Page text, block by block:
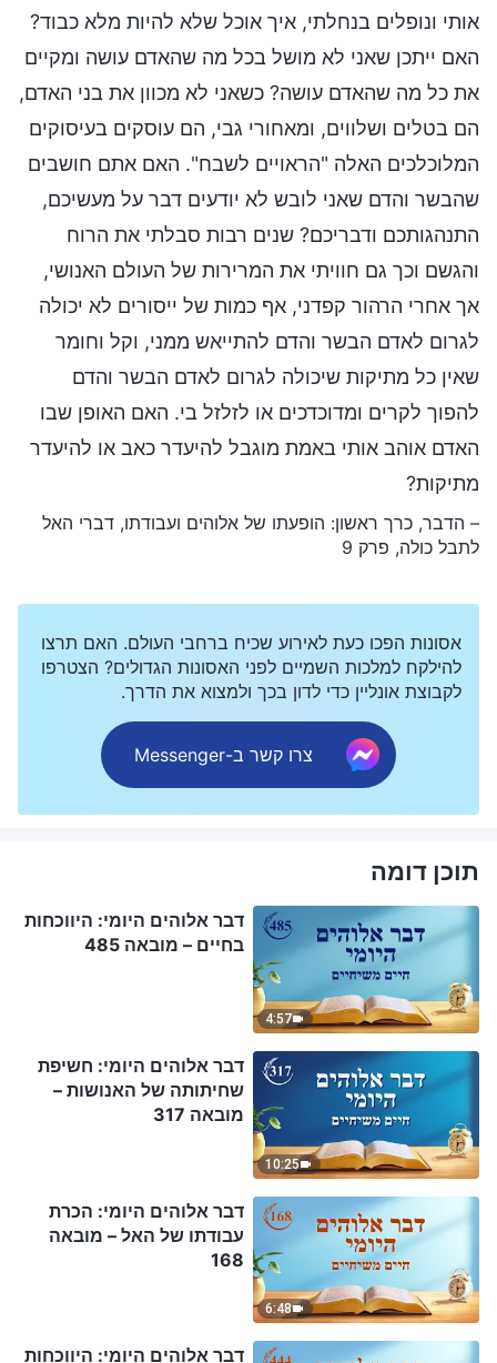
אותי ונופלים בנחלתי, איך אוכל שלא להיות מלא כבוד?
האם ייתכן שאני לא מושל בכל מה שהאדם עושה ומקיים
את כל מה שהאדם עושה? כשאני לא מכוון את בני האדם,
הם בטלים ושלווים, ומאחורי גבי, הם עוסקים בעיסוקים
המלוכלכים האלה "הראויים לשבח". האם אתם חושבים
שהבשר והדם שאני לובש לא יודעים דבר על מעשיכם,
התנהגותכם ודבריכם? שנים רבות סבלתי את הרוח
והגשם וכך גם חוויתי את המרירות של העולם האנושי,
אך אחרי הרהור קפדני, אף כמות של ייסורים לא יכולה
לגרום לאדם הבשר והדם להתייאש ממני, וקל וחומר
שאין כל מתיקות שיכולה לגרום לאדם הבשר והדם
להפוך לקרים ומדוכדכים או לזלזל בי. האם האופן שבו
האדם אוהב אותי באמת מוגבל להיעדר כאב או להיעדר
מתיקות?
– הדבר, כרך ראשון: הופעתו של אלוהים ועבודתו, דברי האל
לתבל כולה, פרק 9
אסונות הפכו כעת לאירוע שכיח ברחבי העולם. האם תרצו
להילקח למלכות השמיים לפני האסונות הגדולים? הצטרפו
לקבוצת אונליין כדי לדון בכך ולמצוא את הדרך.
צרו קשר ב-Messenger
תוכן דומה
4:57
דבר אלוהים היומי: היווכחות
בחיים – מובאה 485
10:25
דבר אלוהים היומי: חשיפת
שחיתותה של האנושות –
מובאה 317
6:48
דבר אלוהים היומי: הכרת
עבודתו של האל – מובאה
168
דבר אלוהים היומי: היווכחות